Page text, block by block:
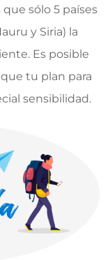
sólo 5 países
y Siria) la
Es posible
tu plan para
sensibilidad.